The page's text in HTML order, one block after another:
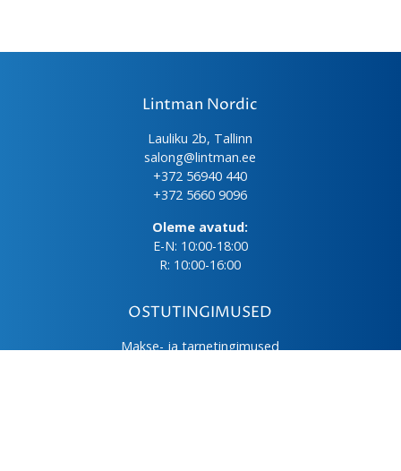
Lintman Nordic
Lauliku 2b, Tallinn
salong@lintman.ee
+372 56940 440
+372 5660 9096
Oleme avatud:
E-N: 10:00-18:00
R: 10:00-16:00
OSTUTINGIMUSED
Makse- ja tarnetingimused